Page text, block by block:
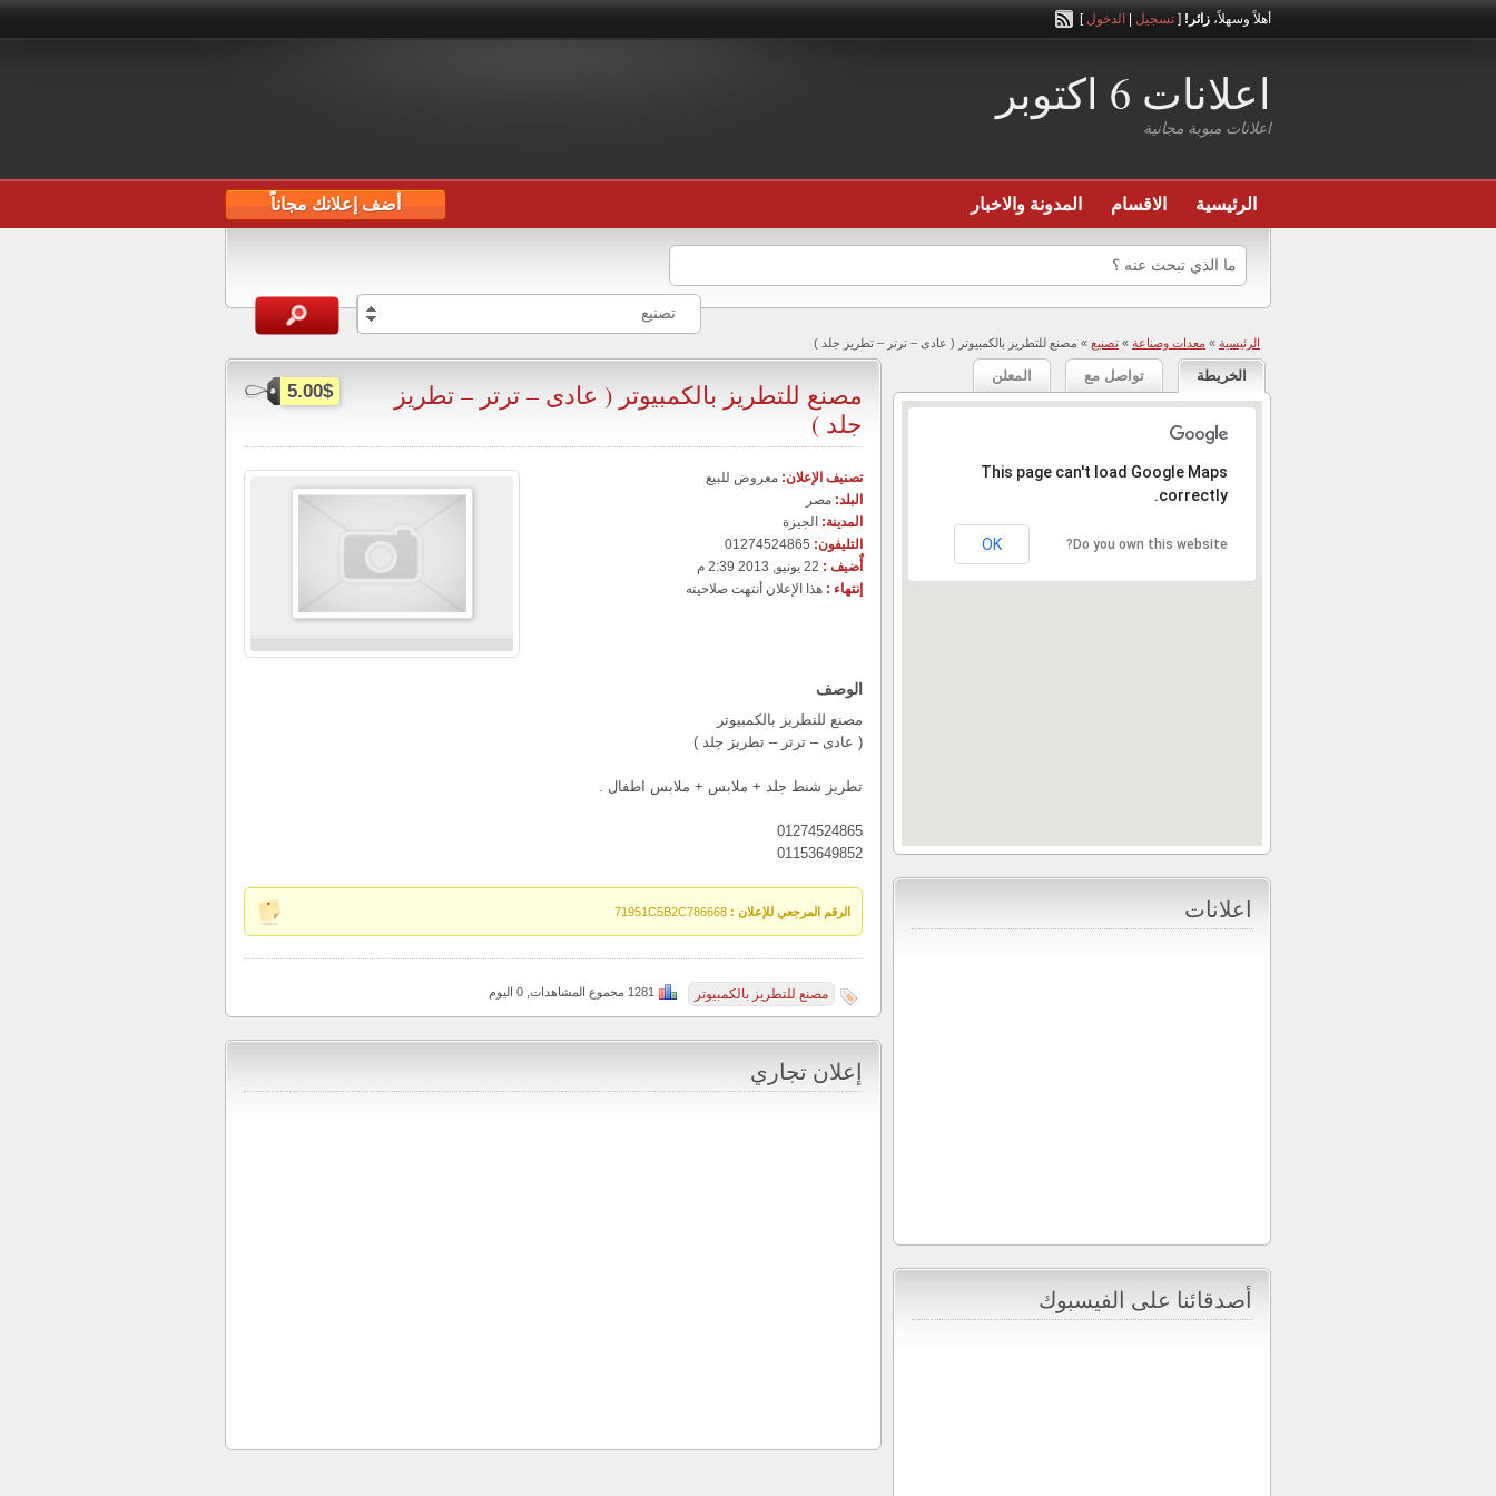
أهلاً وسهلاً، زائر! [ تسجيل الدخول ]
اعلانات 6 اكتوبر
اعلانات مبوبة مجانية
أضف إعلانك مجاناً الرئيسية الاقسام المدونة والاخبار
تصنيع
الرئيسية » معدات وصناعة » تصنيع » مصنع للتطريز بالكمبيوتر ( عادى – ترتر – تطريز جلد )
5.00$
مصنع للتطريز بالكمبيوتر ( عادى – ترتر – تطريز
جلد )
تصنيف الإعلان: معروض للبيع
البلد: مصر
المدينة: الجيزة
التليفون:
أٌضيف :
إنتهاء : هذا الإعلان أنتهت صلاحيته
الوصف
مصنع للتطريز بالكمبيوتر
( عادى – ترتر – تطريز جلد )
تطريز شنط جلد + ملابس + ملابس اطفال .
01274524865
01153649852
الرقم المرجعي للإعلان :
مصنع للتطريز بالكمبيوتر 1281 مجموع المشاهدات, 0 اليوم
إعلان تجاري
الخريطة تواصل مع المعلن
This page can't load Google Maps
correctly.
Do you own this website?
OK
المعذرة، العنوان عير موجود .
اعلانات
أصدقائنا على الفيسبوك